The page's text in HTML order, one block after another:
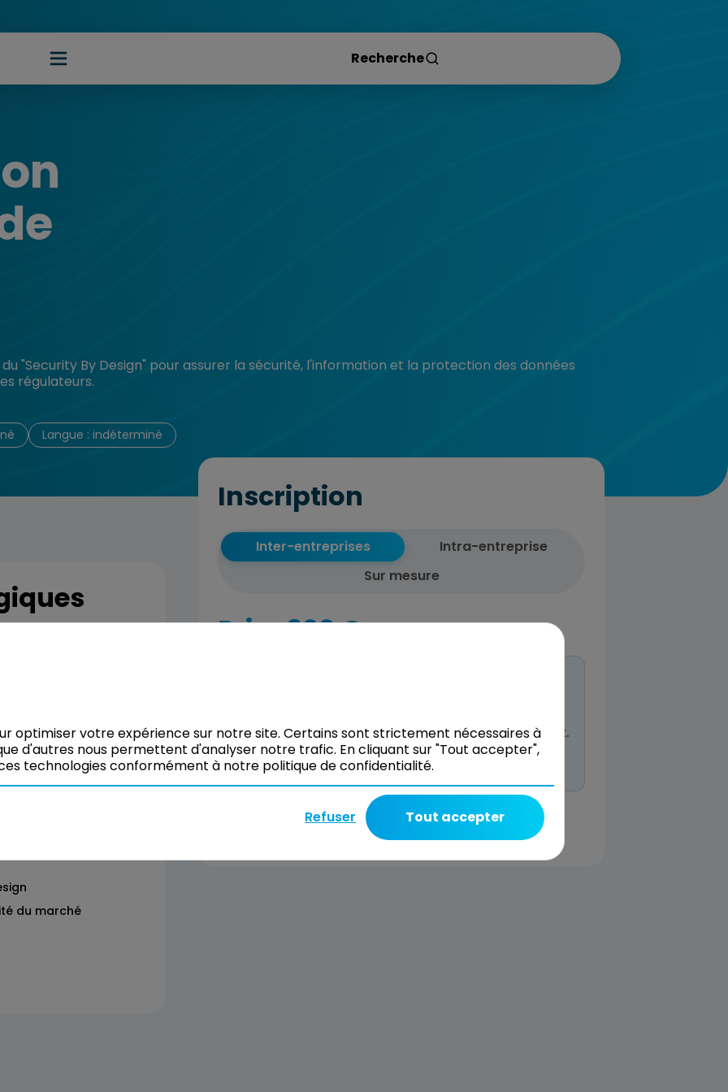
"Security By Design" pour assurer la sécurité, l'information et la protection des données
régulateurs.
Langue : indéterminé
de sécurité
adéquat à
fonction des
du marché
Inscription
Inter-entreprises
Intra-entreprise
Sur mesure
Prix : 300 €
Il n’y a pas de session à venir planifiée pour l’instant.
Vous pouvez tout de même réserver et nous décrire
vos besoins.
optimiser votre expérience sur notre site. Certains sont strictement nécessaires à
d'autres nous permettent d'analyser notre trafic. En cliquant sur "Tout accepter",
technologies conformément à notre politique de confidentialité.
Refuser Tout accepter